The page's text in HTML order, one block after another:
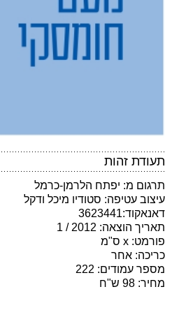
תעודת זהות
תרגום מ: יפתח הלרמן-כרמל
עיצוב עטיפה: סטודיו מיכל ודקל
דאנאקוד:3623441
תאריך הוצאה: 2012 / 1
פורמט: x ס"מ
כריכה: אחר
מספר עמודים: 222
מחיר: 98 ש"ח